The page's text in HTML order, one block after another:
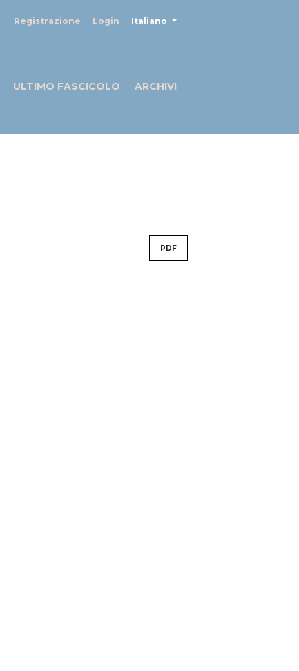
Registrazione Login Italiano
ULTIMO FASCICOLO
ARCHIVI
PDF